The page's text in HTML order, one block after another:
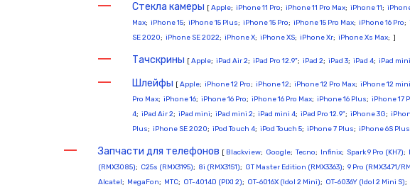
Стекла камеры [Apple; iPhone 11 Pro; iPhone 11 Pro Max; iPhone 11;
Max; iPhone 15; iPhone 15 Plus; iPhone 15 Pro; iPhone 15 Pro Max; iPhone 16 Pro;
SE 2020; iPhone SE 2022; iPhone X; iPhone XS; iPhone Xr; iPhone Xs Max; ]
Тачскрины [Apple; iPad Air 2; iPad Pro 12.9"; iPad 2; iPad 3; iPad 4; iPad mini
Шлейфы [Apple; iPhone 12 Pro; iPhone 12; iPhone 12 Pro Max; iPhone 12 mini
Pro Max; iPhone 16; iPhone 16 Pro; iPhone 16 Pro Max; iPhone 16 Plus; iPhone 17
4; iPad Air 2; iPad mini; iPad mini 2; iPad mini 4; iPad Pro 12.9"; iPhone 3G;
Plus; iPhone SE 2020; iPod Touch 4; iPod Touch 5; iPhone 7 Plus; iPhone 6S Plus
Запчасти для телефонов [ Blackview; Google; Tecno; Infinix; Spark 9 Pro (KH7);
(RMX3085); C25s (RMX3195); 8i (RMX3151); GT Master Edition (RMX3363); 9 Pro (RMX3471/
Alcatel; MegaFon; МТС; OT-4014D (PIXI 2); OT-6016X (Idol 2 Mini); OT-6036Y (Idol 2 Mini S);